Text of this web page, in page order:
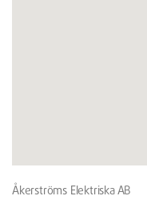
Åkerströms Elektriska AB